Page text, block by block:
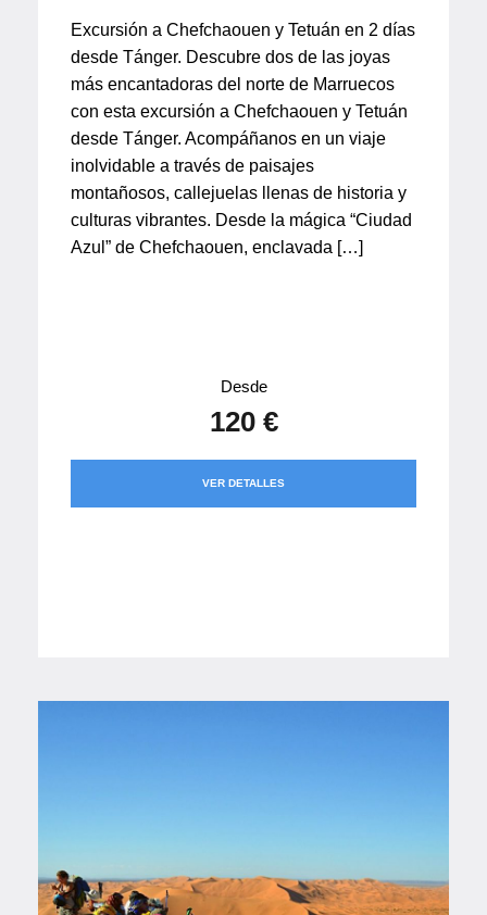
Excursión a Chefchaouen y Tetuán en 2 días
desde Tánger. Descubre dos de las joyas
más encantadoras del norte de Marruecos
con esta excursión a Chefchaouen y Tetuán
desde Tánger. Acompáñanos en un viaje
inolvidable a través de paisajes
montañosos, callejuelas llenas de historia y
culturas vibrantes. Desde la mágica “Ciudad
Azul” de Chefchaouen, enclavada […]
Desde
120 €
VER DETALLES